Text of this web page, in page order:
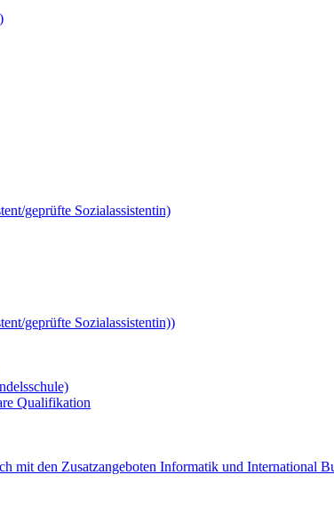
geprüfte Sozialassistentin)
geprüfte Sozialassistentin))
Qualifikation
mit den Zusatzangeboten Informatik und International